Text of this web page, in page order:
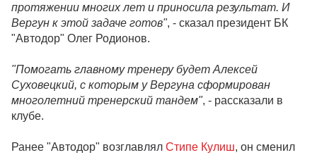
протяжении многих лет и приносила результат. И
Вергун к этой задаче готов", - сказал президент БК
"Автодор" Олег Родионов.
"Помогать главному тренеру будет Алексей
Суховецкий, с которым у Вергуна сформирован
многолетний тренерский тандем", - рассказали в
клубе.
Ранее "Автодор" возглавлял Стипе Кулиш, он сменил